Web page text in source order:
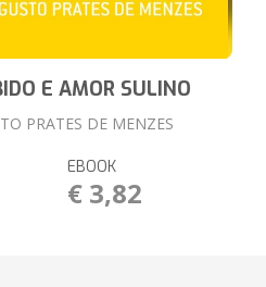
E AMOR SULINO
PRATES DE MENZES
EBOOK
€ 3,82